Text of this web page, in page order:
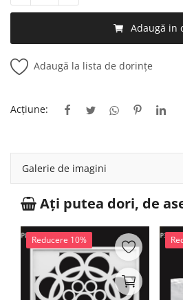
Adaugă in
Adaugă la lista de dorințe
Acțiune:
Galerie de imagini
Ați putea dori, de
Reducere 10%